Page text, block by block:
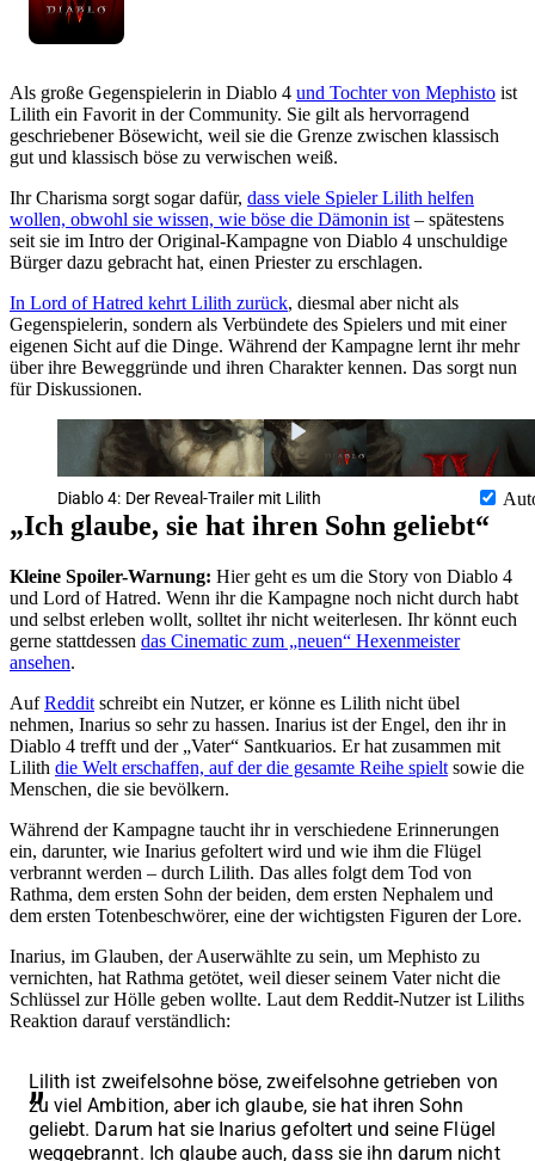
Als große Gegenspielerin in Diablo 4 und Tochter von Mephisto ist
Lilith ein Favorit in der Community. Sie gilt als hervorragend
geschriebener Bösewicht, weil sie die Grenze zwischen klassisch
gut und klassisch böse zu verwischen weiß.
Ihr Charisma sorgt sogar dafür, dass viele Spieler Lilith helfen
wollen, obwohl sie wissen, wie böse die Dämonin ist – spätestens
seit sie im Intro der Original-Kampagne von Diablo 4 unschuldige
Bürger dazu gebracht hat, einen Priester zu erschlagen.
In Lord of Hatred kehrt Lilith zurück, diesmal aber nicht als
Gegenspielerin, sondern als Verbündete des Spielers und mit einer
eigenen Sicht auf die Dinge. Während der Kampagne lernt ihr mehr
über ihre Beweggründe und ihren Charakter kennen. Das sorgt nun
für Diskussionen.
Diablo 4: Der Reveal-Trailer mit Lilith
„Ich glaube, sie hat ihren Sohn geliebt“
Kleine Spoiler-Warnung: Hier geht es um die Story von Diablo 4
und Lord of Hatred. Wenn ihr die Kampagne noch nicht durch habt
und selbst erleben wollt, solltet ihr nicht weiterlesen. Ihr könnt euch
gerne stattdessen das Cinematic zum „neuen“ Hexenmeister
ansehen.
AufReddit schreibt ein Nutzer, er könne es Lilith nicht übel
nehmen, Inarius so sehr zu hassen. Inarius ist der Engel, den ihr in
Diablo 4 trefft und der „Vater“ Santkuarios. Er hat zusammen mit
Lilith die Welt erschaffen, auf der die gesamte Reihe spielt sowie die
Menschen, die sie bevölkern.
Während der Kampagne taucht ihr in verschiedene Erinnerungen
ein, darunter, wie Inarius gefoltert wird und wie ihm die Flügel
verbrannt werden – durch Lilith. Das alles folgt dem Tod von
Rathma, dem ersten Sohn der beiden, dem ersten Nephalem und
dem ersten Totenbeschwörer, eine der wichtigsten Figuren der Lore.
Inarius, im Glauben, der Auserwählte zu sein, um Mephisto zu
vernichten, hat Rathma getötet, weil dieser seinem Vater nicht die
Schlüssel zur Hölle geben wollte. Laut dem Reddit-Nutzer ist Liliths
Reaktion darauf verständlich:
Lilith ist zweifelsohne böse, zweifelsohne getrieben von
zu viel Ambition, aber ich glaube, sie hat ihren Sohn
geliebt. Darum hat sie Inarius gefoltert und seine Flügel
weggebrannt. Ich glaube auch, dass sie ihn darum nicht